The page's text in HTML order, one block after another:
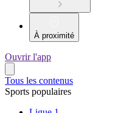
À proximité
Ouvrir l'app
Tous les contenus
Sports populaires